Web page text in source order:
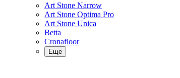
Art Stone Narrow
Art Stone Optima Pro
Art Stone Unica
Betta
Cronafloor
Еще